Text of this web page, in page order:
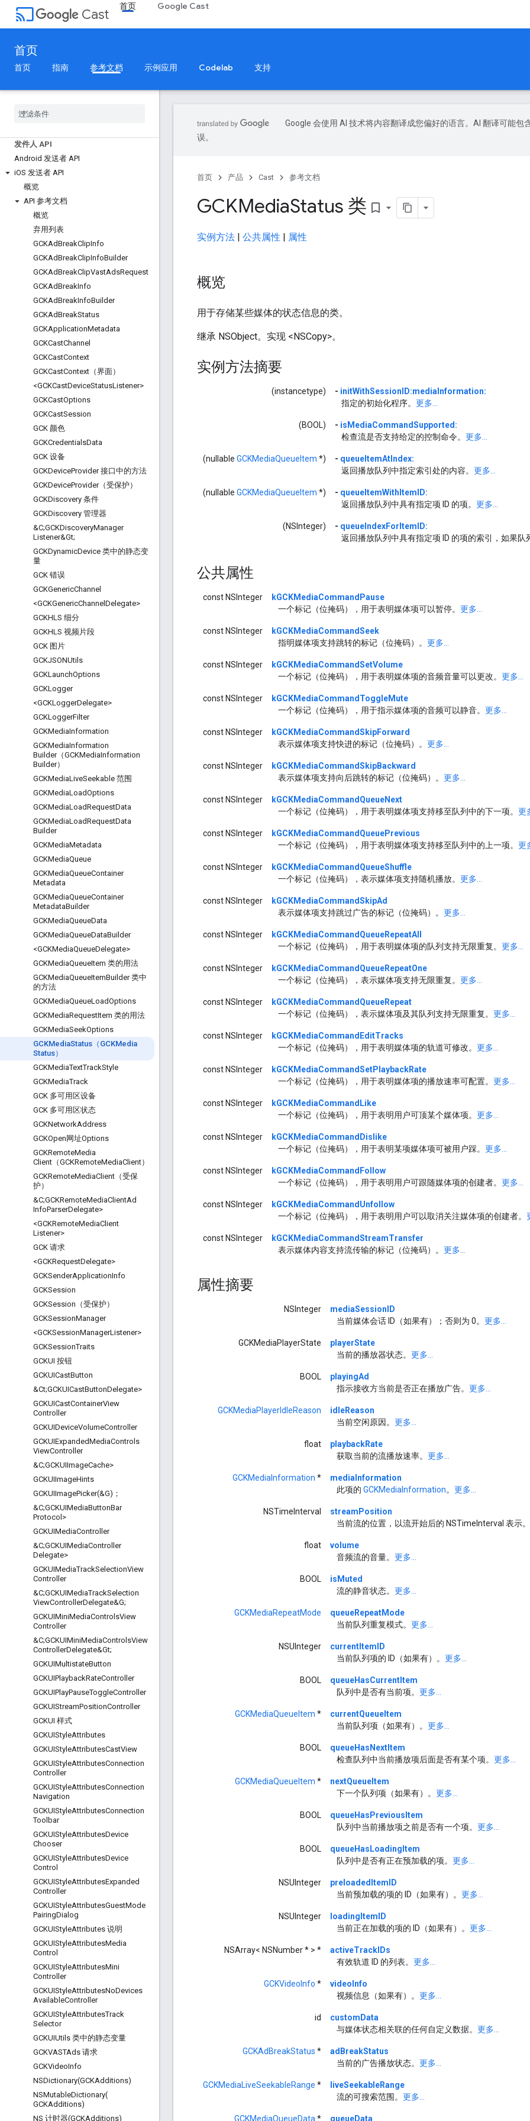
cast Cast
首页 Google Cast
首页
首页 指南 参考文档 示例应用 Codelab 支持
Cast 参考文档
Web 接收器 SDK 预览网址
发件人 API
Android 发送者 API
iOS 发送者 API
概览
API 参考文档
概览
弃用列表
GCKAdBreakClipInfo
GCKAdBreakClipInfoBuilder
GCKAdBreakClipVastAdsRequest
GCKAdBreakInfo
GCKAdBreakInfoBuilder
GCKAdBreakStatus
GCKApplicationMetadata
GCKCastChannel
GCKCastContext
GCKCastContext（界面）
<GCKCastDeviceStatusListener>
GCKCastOptions
GCKCastSession
GCK 颜色
GCKCredentialsData
GCK 设备
GCKDeviceProvider 接口中的方法
GCKDeviceProvider（受保护）
GCKDiscovery 条件
GCKDiscovery 管理器
&C;GCKDiscoveryManager
Listener&Gt;
GCKDynamicDevice 类中的静态变
量
GCK 错误
GCKGenericChannel
<GCKGenericChannel Delegate>
GCKHLS 细分
GCKHLS 视频片段
GCK 图片
GCKJSONUtils
GCKLaunchOptions
GCKLogger
<GCKLoggerDelegate>
GCKLoggerFilter
GCKMediaInformation
GCKMediaInformation
Builder（GCKMediaInformation
Builder）
GCKMediaLiveSeekable 范围
GCKMediaLoadOptions
GCKMediaLoadRequestData
GCKMediaLoadRequestData
Builder
GCKMediaMetadata
GCKMediaQueue
GCKMediaQueueContainer
Metadata
GCKMediaQueueContainer
MetadataBuilder
GCKMediaQueueData
GCKMediaQueueDataBuilder
<GCKMediaQueueDelegate>
GCKMediaQueueItem 类的用法
GCKMediaQueueItemBuilder 类中
的方法
GCKMediaQueueLoadOptions
GCKMediaRequestItem 类的用法
GCKMediaSeekOptions
GCKMediaStatus（GCKMedia
Status）
GCKMediaTextTrackStyle
GCKMediaTrack
GCK 多可用区设备
GCK 多可用区状态
GCKNetworkAddress
GCKOpen网址Options
GCKRemoteMedia
Client（GCKRemoteMediaClient）
GCKRemoteMediaClient（受保
护）
&C;GCKRemoteMediaClientAd
InfoParserDelegate>
<GCKRemoteMediaClient
Listener>
GCK 请求
<GCKRequestDelegate>
GCKSenderApplicationInfo
GCKSession
GCKSession（受保护）
GCKSessionManager
<GCKSessionManagerListener>
GCKSessionTraits
GCKUI 按钮
GCKUICastButton
&Ct;GCKUICastButtonDelegate>
GCKUICastContainerView
Controller
GCKUIDeviceVolumeController
GCKUIExpandedMediaControls
ViewController
&C;GCKUIImageCache>
GCKUIImageHints
GCKUIImagePicker(&G)；
&C;GCKUIMediaButtonBar
Protocol>
GCKUIMediaController
&C;GCKUIMediaController
Delegate>
GCKUIMediaTrackSelectionView
Controller
&C;GCKUIMediaTrackSelection
ViewControllerDelegate&G;
GCKUIMiniMediaControlsView
Controller
&C;GCKUIMiniMediaControlsView
ControllerDelegate&Gt;
GCKUIMultistateButton
GCKUIPlaybackRateController
GCKUIPlayPauseToggleController
GCKUIStreamPositionController
GCKUI 样式
GCKUIStyleAttributes
GCKUIStyleAttributesCastView
GCKUIStyleAttributesConnection
Controller
GCKUIStyleAttributesConnection
Navigation
GCKUIStyleAttributesConnection
Toolbar
GCKUIStyleAttributesDevice
Chooser
GCKUIStyleAttributesDevice
Control
GCKUIStyleAttributesExpanded
Controller
GCKUIStyleAttributesGuestMode
PairingDialog
GCKUIStyleAttributes 说明
GCKUIStyleAttributesMedia
Control
GCKUIStyleAttributesMini
Controller
GCKUIStyleAttributesNoDevices
AvailableController
GCKUIStyleAttributesTrack
Selector
GCKUIUtils 类中的静态变量
GCKVASTAds 请求
GCKVideoInfo
NSDictionary(GCKAdditions)
NSMutableDictionary(
GCKAdditions)
NS 计时器(GCKAdditions)
Google 会使用 AI 技术将内容翻译成您偏好的语言。AI 翻译可能包
误。
首页 产品 Cast 参考文档
GCKMediaStatus 类 bookmark_border
实例方法 | 公共属性 | 属性
概览
用于存储某些媒体的状态信息的类。
继承 NSObject。实现 <NSCopy>。
实例方法摘要
(instancetype) - initWithSessionID:mediaInformation:
指定的初始化程序。 更多...
(BOOL) - isMediaCommandSupported:
检查流是否支持给定的控制命令。 更多...
(nullable GCKMediaQueueItem *) - queueItemAtIndex:
返回播放队列中指定索引处的内容。 更多...
(nullable GCKMediaQueueItem *) - queueItemWithItemID:
返回播放队列中具有指定项 ID 的项。 更多...
(NSInteger) - queueIndexForItemID:
返回播放队列中具有指定项 ID 的项的索引，如果队
公共属性
const NSInteger
kGCKMediaCommandPause
一个标记（位掩码），用于表明媒体项可以暂停。 更多...
const NSInteger
kGCKMediaCommandSeek
指明媒体项支持跳转的标记（位掩码）。 更多...
const NSInteger
kGCKMediaCommandSetVolume
一个标记（位掩码），用于表明媒体项的音频音量可以更改。 更多...
const NSInteger
kGCKMediaCommandToggleMute
一个标记（位掩码），用于指示媒体项的音频可以静音。 更多...
const NSInteger
kGCKMediaCommandSkipForward
表示媒体项支持快进的标记（位掩码）。 更多...
const NSInteger
kGCKMediaCommandSkipBackward
表示媒体项支持向后跳转的标记（位掩码）。 更多...
const NSInteger
kGCKMediaCommandQueueNext
一个标记（位掩码），用于表明媒体项支持移至队列中的下一项。 更
const NSInteger
kGCKMediaCommandQueuePrevious
一个标记（位掩码），用于表明媒体项支持移至队列中的上一项。 更
const NSInteger
kGCKMediaCommandQueueShuffle
一个标记（位掩码），表示媒体项支持随机播放。 更多...
const NSInteger
kGCKMediaCommandSkipAd
表示媒体项支持跳过广告的标记（位掩码）。 更多...
const NSInteger
kGCKMediaCommandQueueRepeatAll
一个标记（位掩码），用于表明媒体项的队列支持无限重复。 更多...
const NSInteger
kGCKMediaCommandQueueRepeatOne
一个标记（位掩码），表示媒体项支持无限重复。 更多...
const NSInteger
kGCKMediaCommandQueueRepeat
一个标记（位掩码），表示媒体项及其队列支持无限重复。 更多...
const NSInteger
kGCKMediaCommandEditTracks
一个标记（位掩码），用于表明媒体项的轨道可修改。 更多...
const NSInteger
kGCKMediaCommandSetPlaybackRate
一个标记（位掩码），用于表明媒体项的播放速率可配置。 更多...
const NSInteger
kGCKMediaCommandLike
一个标记（位掩码），用于表明用户可顶某个媒体项。 更多...
const NSInteger
kGCKMediaCommandDislike
一个标记（位掩码），用于表明某项媒体项可被用户踩。 更多...
const NSInteger
kGCKMediaCommandFollow
一个标记（位掩码），用于表明用户可跟随媒体项的创建者。 更多...
const NSInteger
kGCKMediaCommandUnfollow
一个标记（位掩码），用于表明用户可以取消关注媒体项的创建者。
const NSInteger
kGCKMediaCommandStreamTransfer
表示媒体内容支持流传输的标记（位掩码）。 更多...
属性摘要
NSInteger
mediaSessionID
当前媒体会话 ID（如果有）；否则为 0。 更多...
GCKMediaPlayerState
playerState
当前的播放器状态。 更多...
BOOL
playingAd
指示接收方当前是否正在播放广告。 更多...
GCKMediaPlayerIdleReason
idleReason
当前空闲原因。 更多...
float
playbackRate
获取当前的流播放速率。 更多...
GCKMediaInformation *
mediaInformation
此项的 GCKMediaInformation。 更多...
NSTimeInterval
streamPosition
当前流的位置，以流开始后的 NSTimeInterval 表示。
float
volume
音频流的音量。 更多...
BOOL
isMuted
流的静音状态。 更多...
GCKMediaRepeatMode
queueRepeatMode
当前队列重复模式。 更多...
NSUInteger
currentItemID
当前队列项的 ID（如果有）。 更多...
BOOL
queueHasCurrentItem
队列中是否有当前项。 更多...
GCKMediaQueueItem *
currentQueueItem
当前队列项（如果有）。 更多...
BOOL
queueHasNextItem
检查队列中当前播放项后面是否有某个项。 更多...
GCKMediaQueueItem *
nextQueueItem
下一个队列项（如果有）。 更多...
BOOL
queueHasPreviousItem
队列中当前播放项之前是否有一个项。 更多...
BOOL
queueHasLoadingItem
队列中是否有正在预加载的项。 更多...
NSUInteger
preloadedItemID
当前预加载的项的 ID（如果有）。 更多...
NSUInteger
loadingItemID
当前正在加载的项的 ID（如果有）。 更多...
NSArray< NSNumber * > *
activeTrackIDs
有效轨道 ID 的列表。 更多...
GCKVideoInfo *
videoInfo
视频信息（如果有）。 更多...
id
customData
与媒体状态相关联的任何自定义数据。 更多...
GCKAdBreakStatus *
adBreakStatus
当前的广告播放状态。 更多...
GCKMediaLiveSeekableRange *
liveSeekableRange
流的可搜索范围。 更多...
GCKMediaQueueData * queueData